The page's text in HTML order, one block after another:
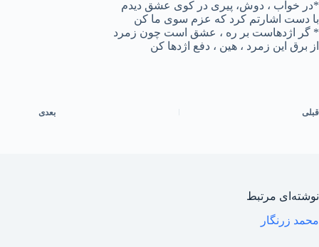
*در خواب ، دوش، پیری در کوی عشق دیدم
با دست اشارتم کرد که عزم سوی ما کن
* گر اژدهاست بر ره ، عشق است چون زمرد
از برق این زمرد ، هین ، دفع اژدها کن
قبلی بعدی
نوشته‌ای مرتبط
محمد زرنگار